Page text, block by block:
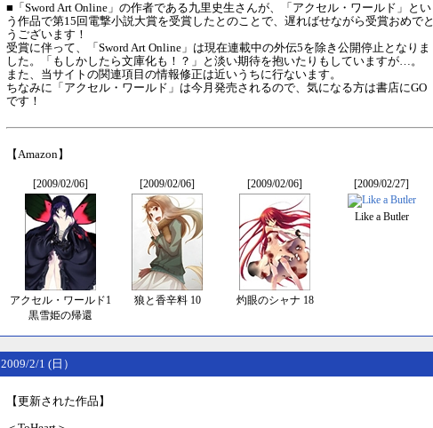
■「Sword Art Online」の作者である九里史生さんが、「アクセル・ワールド」とい
う作品で第15回電撃小説大賞を受賞したとのことで、遅ればせながら受賞おめでと
うございます！
受賞に伴って、「Sword Art Online」は現在連載中の外伝5を除き公開停止となりま
した。「もしかしたら文庫化も！？」と淡い期待を抱いたりもしていますが…。
また、当サイトの関連項目の情報修正は近いうちに行ないます。
ちなみに「アクセル・ワールド」は今月発売されるので、気になる方は書店にGO
です！
【Amazon】
[2009/02/06]
アクセル・ワールド1
黒雪姫の帰還
[2009/02/06]
狼と香辛料 10
[2009/02/06]
灼眼のシャナ 18
[2009/02/27]
Like a Butler
2009/2/1 (日）
【更新された作品】